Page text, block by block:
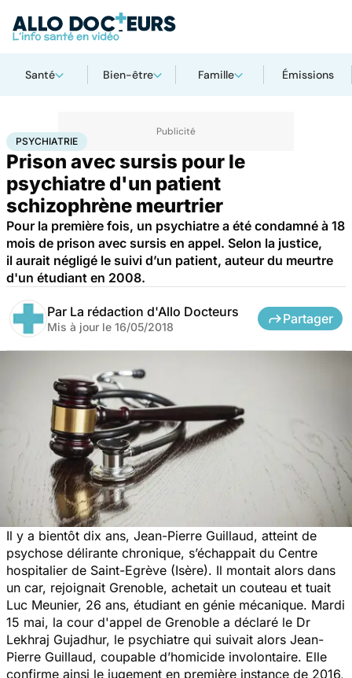
Santé Bien-être Famille Émissions
AccueilSantéSociété Psychiatrie
PSYCHIATRIE
Prison avec sursis pour le
psychiatre d'un patient
schizophrène meurtrier
Pour la première fois, un psychiatre a été condamné à 18
mois de prison avec sursis en appel. Selon la justice,
il aurait négligé le suivi d’un patient, auteur du meurtre
d'un étudiant en 2008.
Par La rédaction d'Allo Docteurs
Mis à jour le 16/05/2018
Partager
Il y a bientôt dix ans, Jean-Pierre Guillaud, atteint de
psychose délirante chronique, s’échappait du Centre
hospitalier de Saint-Egrève (Isère). Il montait alors dans
un car, rejoignait Grenoble, achetait un couteau et tuait
Luc Meunier, 26 ans, étudiant en génie mécanique. Mardi
15 mai, la cour d'appel de Grenoble a déclaré le Dr
Lekhraj Gujadhur, le psychiatre qui suivait alors Jean-
Pierre Guillaud, coupable d’homicide involontaire. Elle
confirme ainsi le jugement en première instance de 2016,